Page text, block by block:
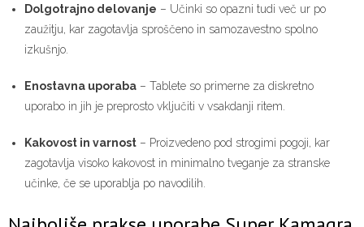
Dolgotrajno delovanje – Učinki so opazni tudi več ur po
zaužitju, kar zagotavlja sproščeno in samozavestno spolno
izkušnjo.
Enostavna uporaba – Tablete so primerne za diskretno
uporabo in jih je preprosto vključiti v vsakdanji ritem.
Kakovost in varnost – Proizvedeno pod strogimi pogoji, kar
zagotavlja visoko kakovost in minimalno tveganje za stranske
učinke, če se uporablja po navodilih.